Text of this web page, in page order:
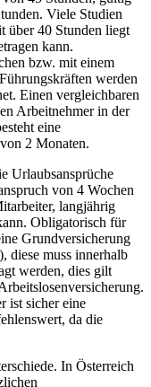
Viele Studien
über 40 Stunden liegt
kann.
bzw. mit einem
werden
Einen vergleichbaren
Arbeitnehmer in der
eine
2 Monaten.
Urlaubsansprüche
von 4 Wochen
langjährig
Obligatorisch für
Grundversicherung
diese muss innerhalb
werden, dies gilt
ist sicher eine
da die
In Österreich